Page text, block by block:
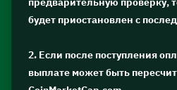
будет приостановлен с
2. Если после поступления
выплате может быть